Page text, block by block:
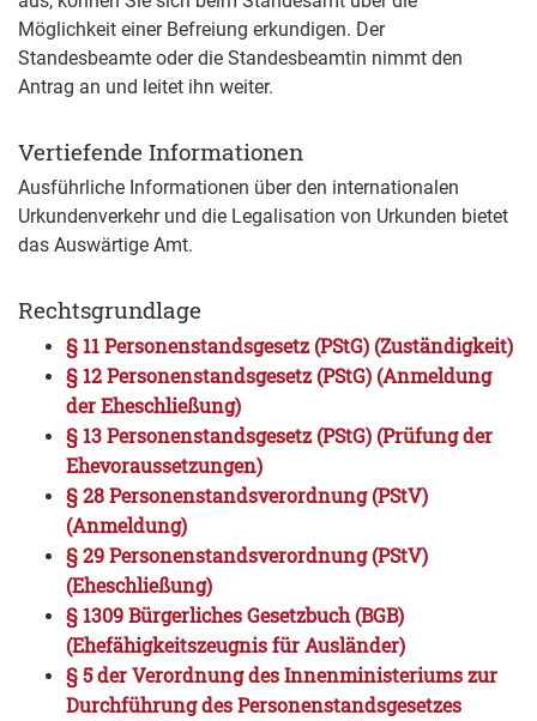
Möglichkeit einer Befreiung erkundigen. Der
Standesbeamte oder die Standesbeamtin nimmt den
Antrag an und leitet ihn weiter.
Vertiefende Informationen
Ausführliche Informationen über den internationalen
Urkundenverkehr und die Legalisation von Urkunden bietet
das Auswärtige Amt.
Rechtsgrundlage
§ 11 Personenstandsgesetz (PStG) (Zuständigkeit)
§ 12 Personenstandsgesetz (PStG) (Anmeldung
der Eheschließung)
§ 13 Personenstandsgesetz (PStG) (Prüfung der
Ehevoraussetzungen)
§ 28 Personenstandsverordnung (PStV)
(Anmeldung)
§ 29 Personenstandsverordnung (PStV)
(Eheschließung)
§ 1309 Bürgerliches Gesetzbuch (BGB)
(Ehefähigkeitszeugnis für Ausländer)
§ 5 der Verordnung des Innenministeriums zur
Durchführung des Personenstandsgesetzes